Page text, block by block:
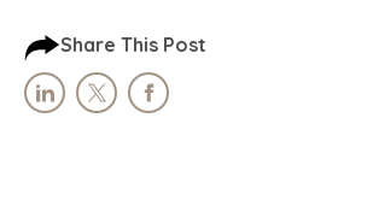
Share This Post